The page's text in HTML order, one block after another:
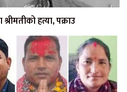
हत्या, पक्राउ